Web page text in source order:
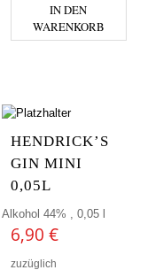
IN DEN
WARENKORB
HENDRICK’S
GIN MINI
0,05L
Alkohol 44% , 0,05 l
6,90 €
zuzüglich